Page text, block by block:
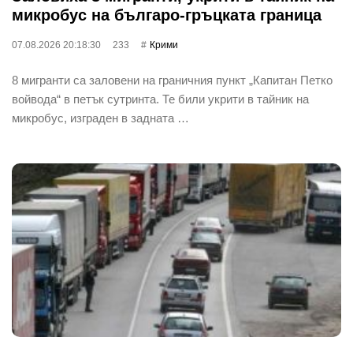
микробус на българо-гръцката граница
07.08.2026 20:18:30 233 Крими
8 мигранти са заловени на граничния пункт „Капитан Петко
войвода“ в петък сутринта. Те били укрити в тайник на
микробус, изграден в задната …